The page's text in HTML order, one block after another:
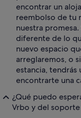
encontrar un
reembolso de tu
nuestra
diferente de lo
nuevo espacio
arreglaremos, o
estancia,
encontrarte una
¿Qué puedo
Vrbo y del